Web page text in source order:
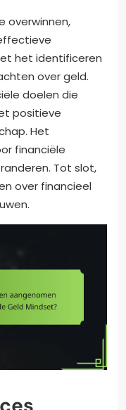
overwinnen,
het identificeren
over geld.
doelen die
positieve
Het
financiële
Tot slot,
over financieel